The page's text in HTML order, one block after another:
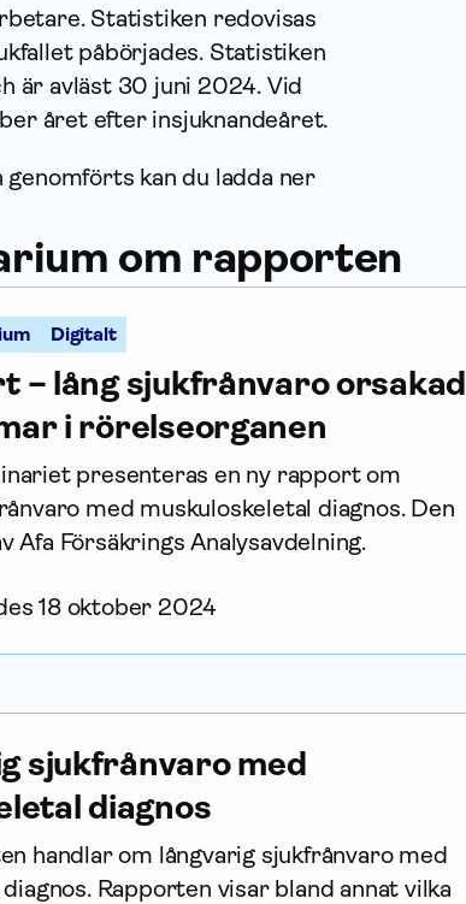
Statistiken redovisas
påbörjades. Statistiken
är avläst 30 juni 2024. Vid
året efter insjuknandeåret.
kan du ladda ner
om rapporten
Digitalt
– lång sjukfrånvaro orsakad
i rörelseorganen
presenteras en ny rapport om
med muskuloskeletal diagnos. Den
Afa Försäkrings Analysavdelning.
18 oktober 2024
sjukfrånvaro med
diagnos
handlar om långvarig sjukfrånvaro med
Rapporten visar bland annat vilka